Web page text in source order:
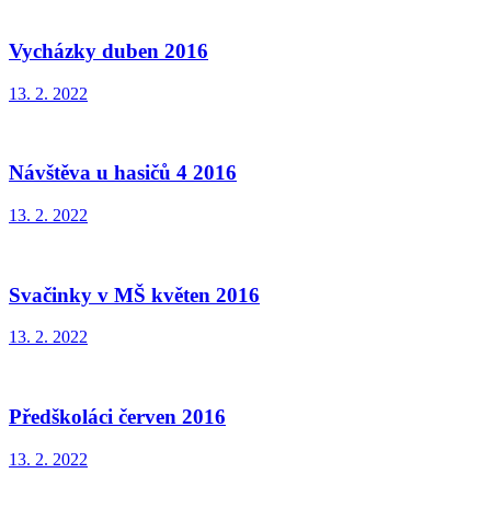
Vycházky duben 2016
13. 2. 2022
Návštěva u hasičů 4 2016
13. 2. 2022
Svačinky v MŠ květen 2016
13. 2. 2022
Předškoláci červen 2016
13. 2. 2022